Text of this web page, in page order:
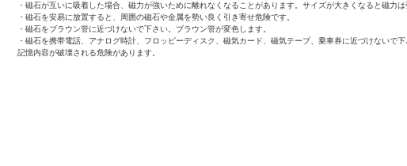
・磁石が互いに吸着した場合、磁力が強いために離れなくなることがあります。サイズが大きくなると磁力は
・磁石を安易に放置すると、周囲の磁石や金属を勢い良く引き寄せ危険です。
・磁石をブラウン管に近づけないで下さい。ブラウン管が変色します。
・磁石を携帯電話、アナログ時計、フロッピーディスク、磁気カード、磁気テープ、乗車券に近づけないで下
記憶内容が破壊される危険があります。